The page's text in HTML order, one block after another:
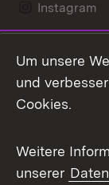
Instagram
Mastodon
Messenger
Social Wall
X / Twitter
Um unsere
und
Cookies.
Weitere
unserer